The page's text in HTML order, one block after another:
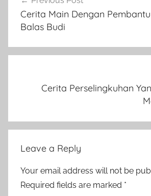
navigation
Cerita Main Dengan
Balas Budi
Cerita Perselingkuhan
Leave a Reply
Your email address will not be
Required fields are marked *